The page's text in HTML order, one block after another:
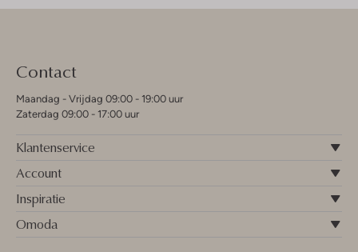
Contact
Maandag - Vrijdag 09:00 - 19:00 uur
Zaterdag 09:00 - 17:00 uur
Klantenservice
Account
Inspiratie
Omoda